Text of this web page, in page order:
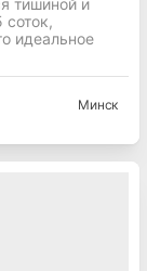
тишиной и
идеальное
Минск